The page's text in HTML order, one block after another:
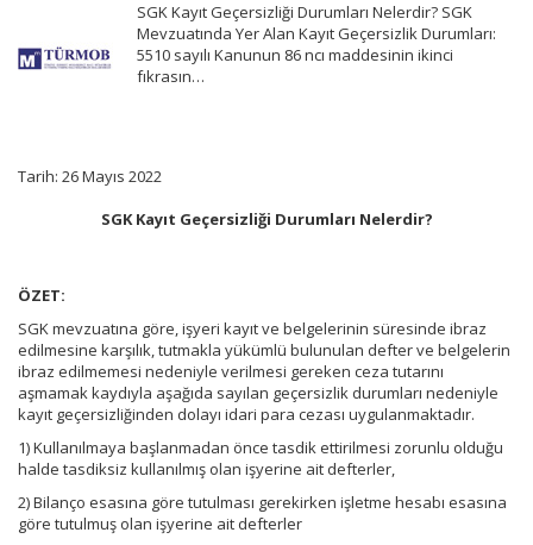
Para
Cezaları
için
SGK Kayıt Geçersizliği Durumları Nelerdir? SGK
Mevzuatında Yer Alan Kayıt Geçersizlik Durumları:
5510 sayılı Kanunun 86 ncı maddesinin ikinci
fıkrasın…
Tarih: 26 Mayıs 2022
SGK Kayıt Geçersizliği Durumları Nelerdir?
ÖZET:
SGK mevzuatına göre, işyeri kayıt ve belgelerinin süresinde ibraz
edilmesine karşılık, tutmakla yükümlü bulunulan defter ve belgelerin
ibraz edilmemesi nedeniyle verilmesi gereken ceza tutarını
aşmamak kaydıyla aşağıda sayılan geçersizlik durumları nedeniyle
kayıt geçersizliğinden dolayı idari para cezası uygulanmaktadır.
1) Kullanılmaya başlanmadan önce tasdik ettirilmesi zorunlu olduğu
halde tasdiksiz kullanılmış olan işyerine ait defterler,
2) Bilanço esasına göre tutulması gerekirken işletme hesabı esasına
göre tutulmuş olan işyerine ait defterler